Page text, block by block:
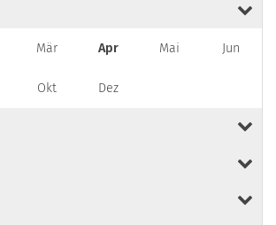
Mär Apr Mai Jun
Okt Dez